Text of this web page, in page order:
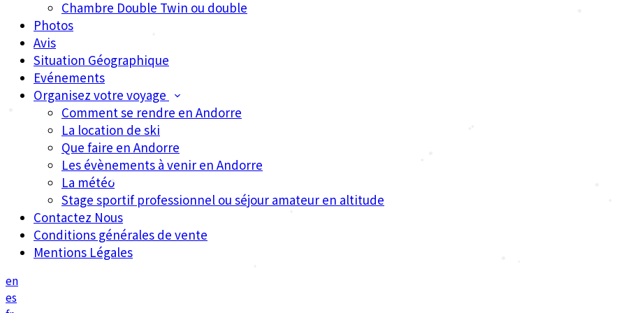
Chambre Double Twin ou double
Photos
Avis
Situation Géographique
Evénements
Organisez votre voyage
Comment se rendre en Andorre
La location de ski
Que faire en Andorre
Les évènements à venir en Andorre
La météo
Stage sportif professionnel ou séjour amateur en altitude
Contactez Nous
Conditions générales de vente
Mentions Légales
en
es
•